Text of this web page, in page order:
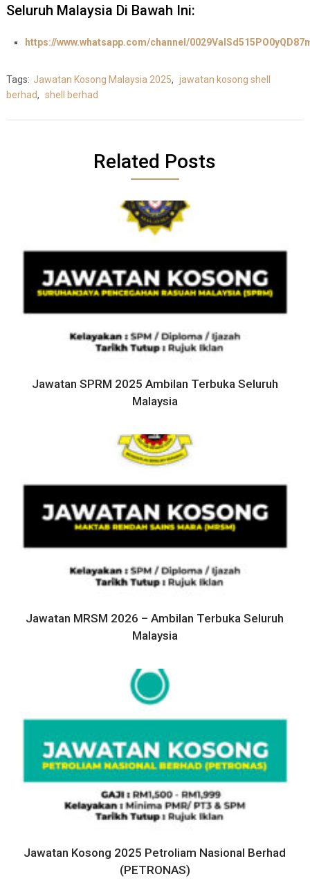
Seluruh Malaysia Di Bawah Ini:
https://www.whatsapp.com/channel/
Tags: Jawatan Kosong Malaysia 2025, jawatan kosong shell
berhad, shell berhad
Related Posts
Jawatan SPRM 2025 Ambilan Terbuka Seluruh
Malaysia
Jawatan MRSM 2026 – Ambilan Terbuka Seluruh
Malaysia
Jawatan Kosong 2025 Petroliam Nasional Berhad
(PETRONAS)